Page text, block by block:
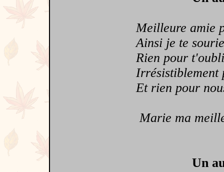
Meilleure amie
Ainsi je te sourie
Rien pour
Irrésistiblement
Et rien pour
Marie ma
Un